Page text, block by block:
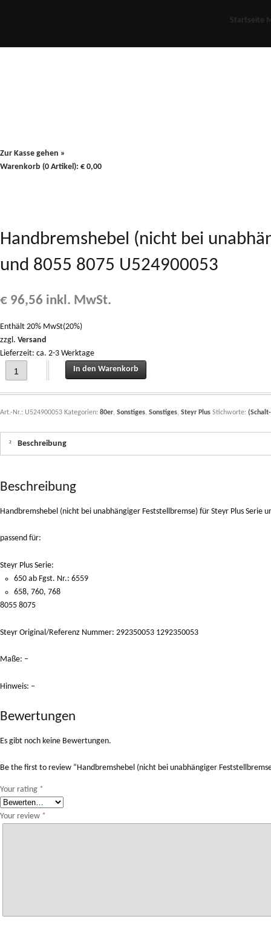
Startseite
Zur Kasse gehen »
Warenkorb (0 Artikel): € 0,00
Handbremshebel (nicht bei
und 8055 8075 U524900053
€ 96,56 inkl. MwSt.
Enthält 20% MwSt(20%)
zzgl. Versand
Lieferzeit: ca. 2-3 Werktage
Handbremshebel (nicht bei unabhängiger Feststellbremse) für Steyr Plus Serie
In den Warenkorb
Art.-Nr.: U524900053 Kategorien: 80er, Sonstiges, Sonstiges, Steyr Plus Stichworte:
Beschreibung
Beschreibung
Handbremshebel (nicht bei unabhängiger Feststellbremse) für Steyr Plus Serie
passend für:
Steyr Plus Serie:
650 ab Fgst. Nr.: 6559
658, 760, 768
8055 8075
Steyr Original/Referenz Nummer: 292350053 1292350053
Maße: –
Hinweis: –
Bewertungen
Es gibt noch keine Bewertungen.
Be the first to review “Handbremshebel (nicht bei unabhängiger
Your rating *
Your review *